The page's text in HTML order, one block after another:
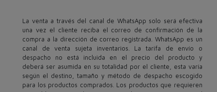
La venta a través del canal de WhatsApp solo será efectiva
una vez el cliente reciba el correo de confirmación de la
compra a la dirección de correo registrada. WhatsApp es un
canal de venta sujeta inventarios. La tarifa de envío o
despacho no está incluida en el precio del producto y
deberá ser asumida en su totalidad por el cliente, esta varía
según el destino, tamaño y método de despacho escogido
para los productos comprados. Los productos que requieren